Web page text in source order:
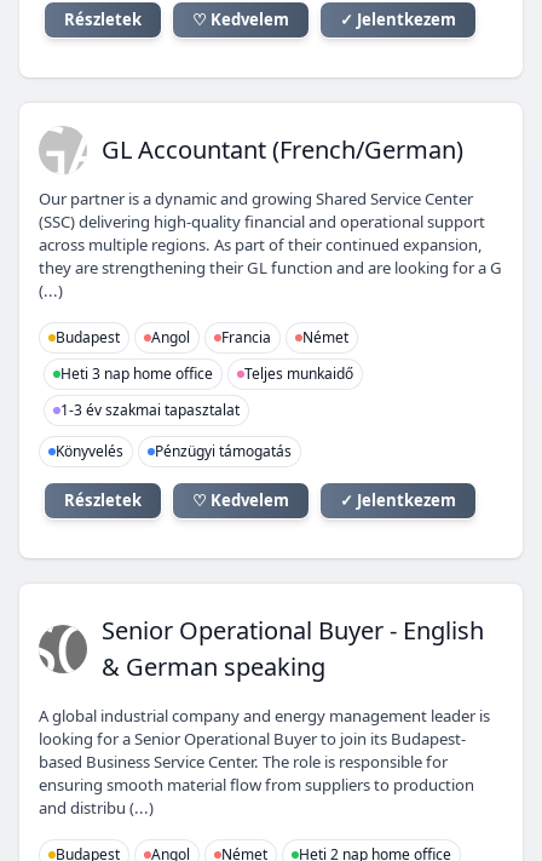
Részletek ♡ Kedvelem ✓ Jelentkezem
GAGL Accountant (French/German)
Our partner is a dynamic and growing Shared Service Center
(SSC) delivering high-quality financial and operational support
across multiple regions. As part of their continued expansion,
they are strengthening their GL function and are looking for a G
(...)
Budapest Angol Francia
Német
Heti 3 nap home office
Teljes munkaidő
1-3 év szakmai tapasztalat
Könyvelés
Pénzügyi támogatás
Részletek ♡ Kedvelem ✓ Jelentkezem
SOSenior Operational Buyer - English
& German speaking
A global industrial company and energy management leader is
looking for a Senior Operational Buyer to join its Budapest-
based Business Service Center. The role is responsible for
ensuring smooth material flow from suppliers to production
and distribu (...)
Budapest Angol Német Heti 2 nap home office